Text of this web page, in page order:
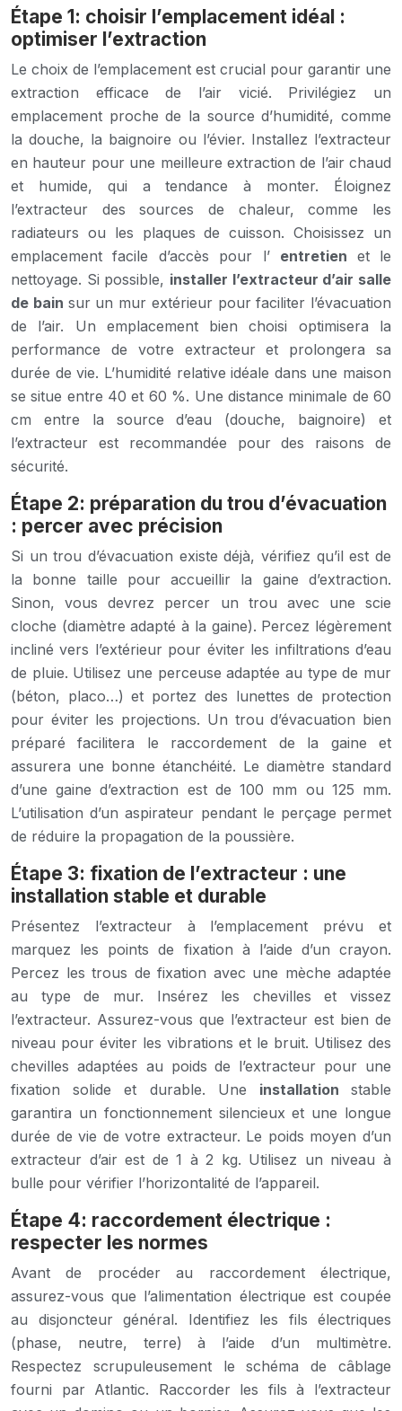
Étape 1: choisir l’emplacement idéal :
optimiser l’extraction
Le choix de l’emplacement est crucial pour garantir une
extraction efficace de l’air vicié. Privilégiez un
emplacement proche de la source d’humidité, comme
la douche, la baignoire ou l’évier. Installez l’extracteur
en hauteur pour une meilleure extraction de l’air chaud
et humide, qui a tendance à monter. Éloignez
l’extracteur des sources de chaleur, comme les
radiateurs ou les plaques de cuisson. Choisissez un
emplacement facile d’accès pour l’ entretien et le
nettoyage. Si possible, installer l’extracteur d’air salle
de bain sur un mur extérieur pour faciliter l’évacuation
de l’air. Un emplacement bien choisi optimisera la
performance de votre extracteur et prolongera sa
durée de vie. L’humidité relative idéale dans une maison
se situe entre 40 et 60 %. Une distance minimale de 60
cm entre la source d’eau (douche, baignoire) et
l’extracteur est recommandée pour des raisons de
sécurité.
Étape 2: préparation du trou d’évacuation
: percer avec précision
Si un trou d’évacuation existe déjà, vérifiez qu’il est de
la bonne taille pour accueillir la gaine d’extraction.
Sinon, vous devrez percer un trou avec une scie
cloche (diamètre adapté à la gaine). Percez légèrement
incliné vers l’extérieur pour éviter les infiltrations d’eau
de pluie. Utilisez une perceuse adaptée au type de mur
(béton, placo…) et portez des lunettes de protection
pour éviter les projections. Un trou d’évacuation bien
préparé facilitera le raccordement de la gaine et
assurera une bonne étanchéité. Le diamètre standard
d’une gaine d’extraction est de 100 mm ou 125 mm.
L’utilisation d’un aspirateur pendant le perçage permet
de réduire la propagation de la poussière.
Étape 3: fixation de l’extracteur : une
installation stable et durable
Présentez l’extracteur à l’emplacement prévu et
marquez les points de fixation à l’aide d’un crayon.
Percez les trous de fixation avec une mèche adaptée
au type de mur. Insérez les chevilles et vissez
l’extracteur. Assurez-vous que l’extracteur est bien de
niveau pour éviter les vibrations et le bruit. Utilisez des
chevilles adaptées au poids de l’extracteur pour une
fixation solide et durable. Une installationstable
garantira un fonctionnement silencieux et une longue
durée de vie de votre extracteur. Le poids moyen d’un
extracteur d’air est de 1 à 2 kg. Utilisez un niveau à
bulle pour vérifier l’horizontalité de l’appareil.
Étape 4: raccordement électrique :
respecter les normes
Avant de procéder au raccordement électrique,
assurez-vous que l’alimentation électrique est coupée
au disjoncteur général. Identifiez les fils électriques
(phase, neutre, terre) à l’aide d’un multimètre.
Respectez scrupuleusement le schéma de câblage
fourni par Atlantic. Raccorder les fils à l’extracteur